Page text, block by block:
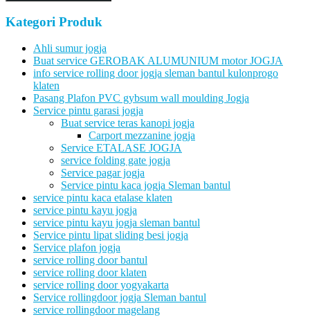
Kategori Produk
Ahli sumur jogja
Buat service GEROBAK ALUMUNIUM motor JOGJA
info service rolling door jogja sleman bantul kulonprogo
klaten
Pasang Plafon PVC gybsum wall moulding Jogja
Service pintu garasi jogja
Buat service teras kanopi jogja
Carport mezzanine jogja
Service ETALASE JOGJA
service folding gate jogja
Service pagar jogja
Service pintu kaca jogja Sleman bantul
service pintu kaca etalase klaten
service pintu kayu jogja
service pintu kayu jogja sleman bantul
Service pintu lipat sliding besi jogja
Service plafon jogja
service rolling door bantul
service rolling door klaten
service rolling door yogyakarta
Service rollingdoor jogja Sleman bantul
service rollingdoor magelang